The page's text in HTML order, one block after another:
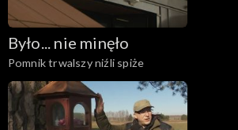
Było... nie minęło
Pomnik trwalszy niźli spiże